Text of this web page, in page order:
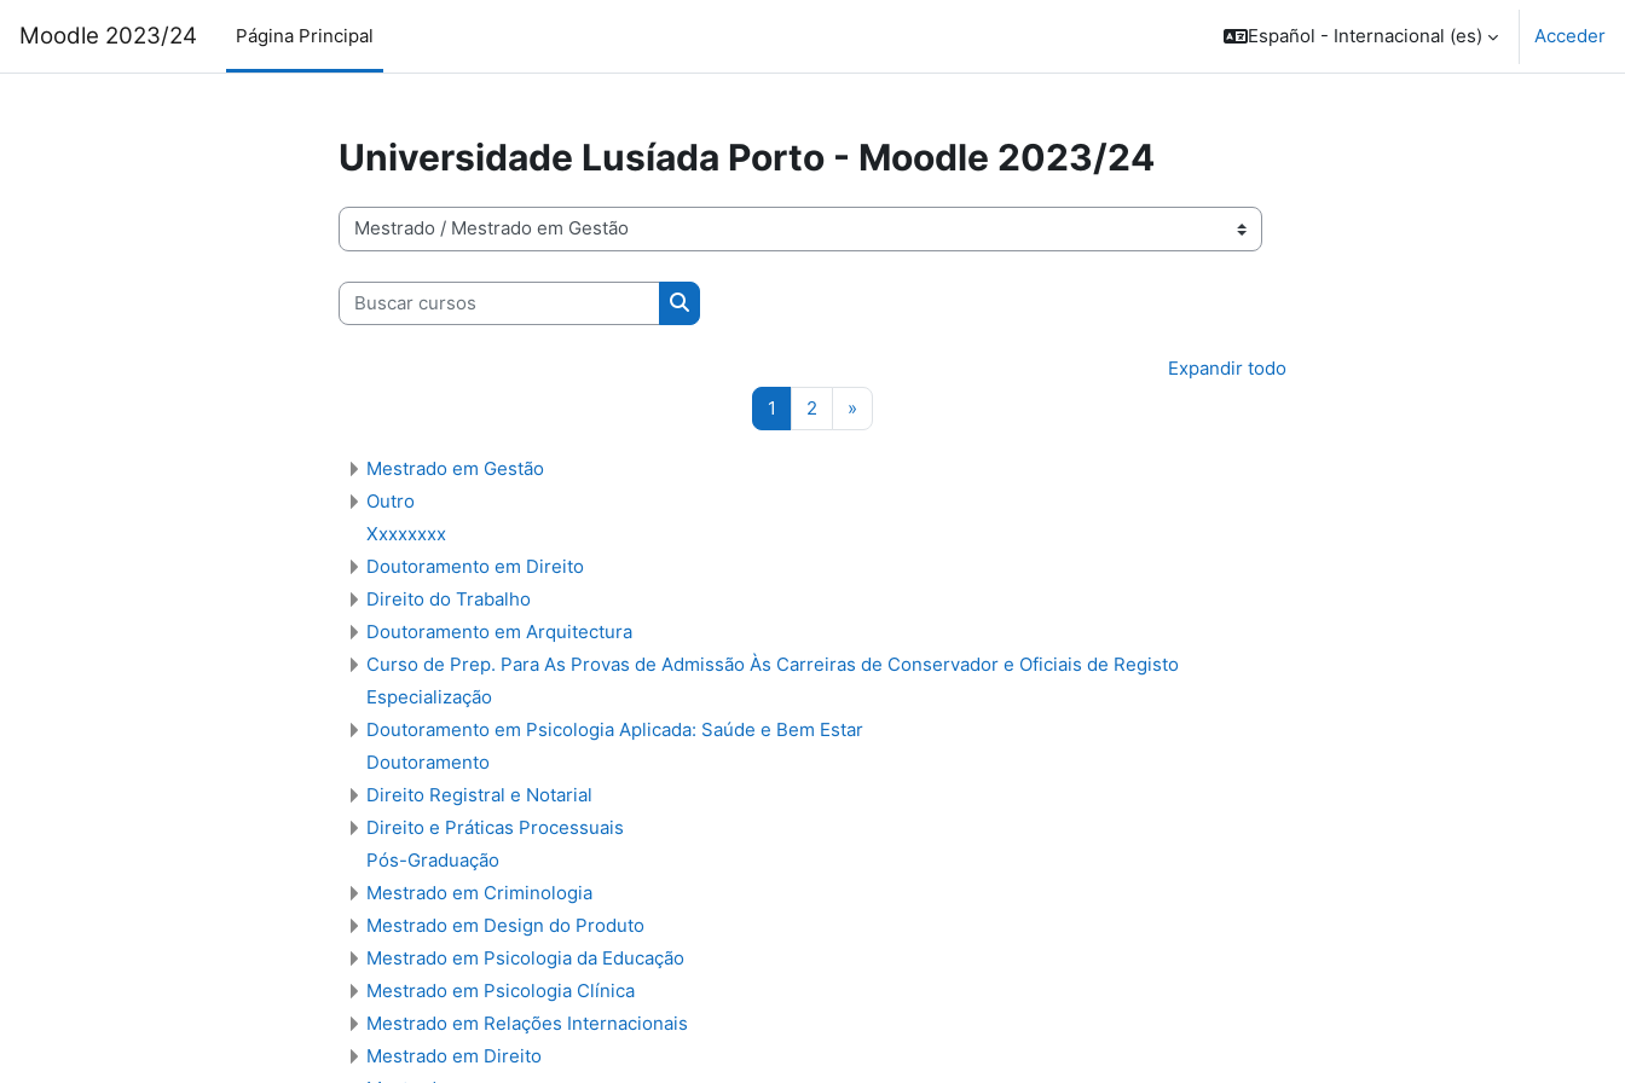
Moodle 2023/24 Página Principal Español - Internacional ‎(es)‎ Acceder
Universidade Lusíada Porto - Moodle 2023/24
Categorías
Buscar cursos
Buscar cursos
Expandir todo
1 Página 1
2 Página 2
»
Mestrado em Gestão
Outro
Xxxxxxxx
Doutoramento em Direito
Direito do Trabalho
Doutoramento em Arquitectura
Curso de Prep. Para As Provas de Admissão Às Carreiras de Conservador e Oficiais de Registo
Especialização
Doutoramento em Psicologia Aplicada: Saúde e Bem Estar
Doutoramento
Direito Registral e Notarial
Direito e Práticas Processuais
Pós-Graduação
Mestrado em Criminologia
Mestrado em Design do Produto
Mestrado em Psicologia da Educação
Mestrado em Psicologia Clínica
Mestrado em Relações Internacionais
Mestrado em Direito